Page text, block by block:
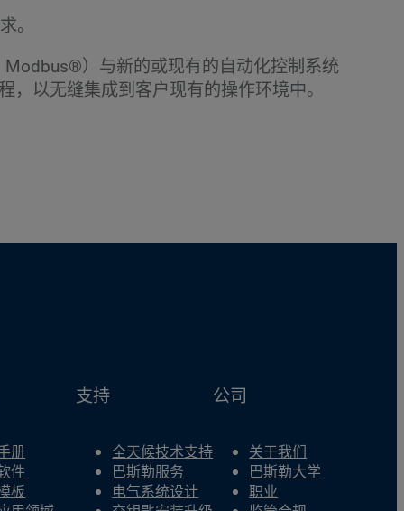
。
）与新的或现有的自动化控制系统
，以无缝集成到客户现有的操作环境中。
册
件
板
支持
全天候技术支持
巴斯勒服务
电气系统设计
公司
关于我们
巴斯勒大学
职业